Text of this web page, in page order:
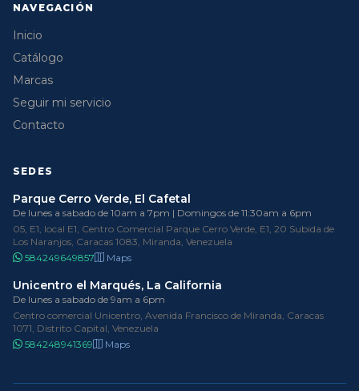
NAVEGACIÓN
Inicio
Catálogo
Marcas
Seguir mi servicio
Contacto
SEDES
Parque Cerro Verde, El Cafetal
De lunes a sabado de 10am a 7pm | Domingos de 11:30am a 6pm
05, E1, local E1, Centro Comercial Parque Cerro Verde, E1, 20 Subida de
Los Naranjos, Caracas 1083, Miranda, Venezuela
584249649857
Maps
Unicentro el Marqués, La California
De lunes a sabado de 9am a 6pm
Centro comercial Unicentro, Avenida Francisco de Miranda, Caracas
1071, Distrito Capital, Venezuela
584248941369
Maps